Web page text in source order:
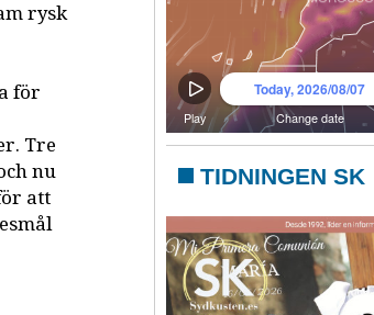
rysk
för
Tre
nu
att
TIDNINGEN SK